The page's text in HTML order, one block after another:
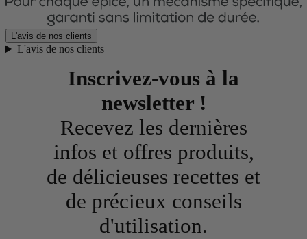
L'avis de nos clients
L'avis de nos clients
Inscrivez-vous à la
newsletter !
Recevez les dernières
infos et offres produits,
de délicieuses recettes et
de précieux conseils
d'utilisation.